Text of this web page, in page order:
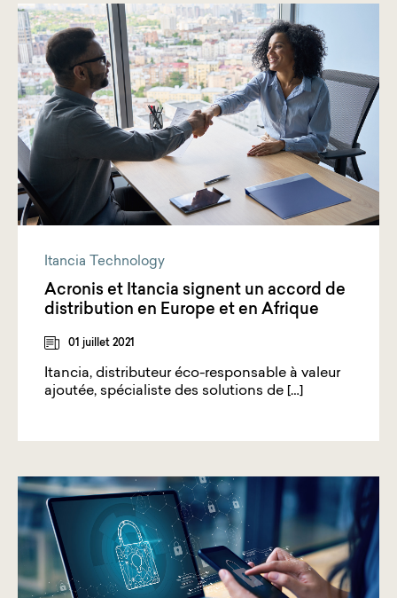
Itancia Technology
Acronis et Itancia signent un accord de
distribution en Europe et en Afrique
01 juillet 2021
Itancia, distributeur éco-responsable à valeur
ajoutée, spécialiste des solutions de […]